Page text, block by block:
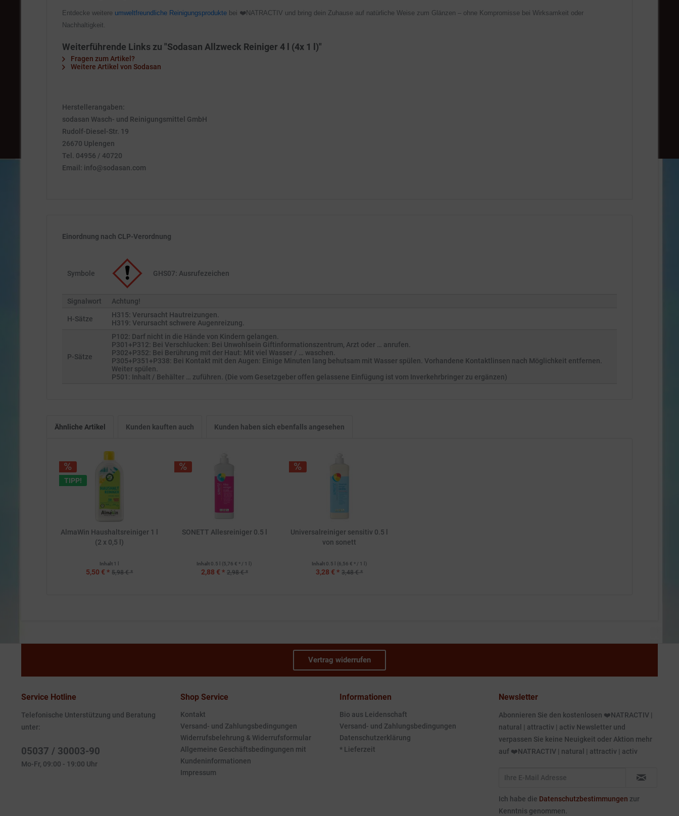
Entdecke weitere umweltfreundliche Reinigungsprodukte bei ❤️NATRACTIV und bring dein Zuhause auf natürliche Weise zum Glänzen – ohne Kompromisse bei Wirksamkeit oder
Nachhaltigkeit.
Weiterführende Links zu "Sodasan Allzweck Reiniger 4 l (4x 1 l)"
Fragen zum Artikel?
Weitere Artikel von Sodasan
Herstellerangaben:
sodasan Wasch- und Reinigungsmittel GmbH
Rudolf-Diesel-Str. 19
26670 Uplengen
Tel. 04956 / 40720
Email: info@sodasan.com
Einordnung nach CLP-Verordnung
Symbole GHS07: Ausrufezeichen
Signalwort Achtung!
H-Sätze
H315: Verursacht Hautreizungen.
H319: Verursacht schwere Augenreizung.
P-Sätze
P102: Darf nicht in die Hände von Kindern gelangen.
P301+P312: Bei Verschlucken: Bei Unwohlsein Giftinformationszentrum, Arzt oder … anrufen.
P302+P352: Bei Berührung mit der Haut: Mit viel Wasser / … waschen.
P305+P351+P338: Bei Kontakt mit den Augen: Einige Minuten lang behutsam mit Wasser spülen. Vorhandene Kontaktlinsen nach Möglichkeit entfernen.
Weiter spülen.
P501: Inhalt / Behälter … zuführen. (Die vom Gesetzgeber offen gelassene Einfügung ist vom Inverkehrbringer zu ergänzen)
Ähnliche Artikel Kunden kauften auch Kunden haben sich ebenfalls angesehen
TIPP!
AlmaWin Haushaltsreiniger 1 l
(2 x 0,5 l)
Inhalt 1 l
5,50 € * 5,98 € *
SONETT Allesreiniger 0.5 l
Inhalt 0.5 l (5,76 € * / 1 l)
2,88 € * 2,98 € *
Universalreiniger sensitiv 0.5 l
von sonett
Inhalt 0.5 l (6,56 € * / 1 l)
3,28 € * 3,48 € *
Vertrag widerrufen
Service Hotline
Telefonische Unterstützung und Beratung
unter:
05037 / 30003-90
Mo-Fr, 09:00 - 19:00 Uhr
Shop Service
Kontakt
Versand- und Zahlungsbedingungen
Widerrufsbelehrung & Widerrufsformular
Allgemeine Geschäftsbedingungen mit
Kundeninformationen
Impressum
Informationen
Bio aus Leidenschaft
Versand- und Zahlungsbedingungen
Datenschutzerklärung
* Lieferzeit
Newsletter
Abonnieren Sie den kostenlosen ❤️NATRACTIV |
natural | attractiv | activ Newsletter und
verpassen Sie keine Neuigkeit oder Aktion mehr
auf ❤️NATRACTIV | natural | attractiv | activ
Ich habe die Datenschutzbestimmungen zur
Kenntnis genommen.